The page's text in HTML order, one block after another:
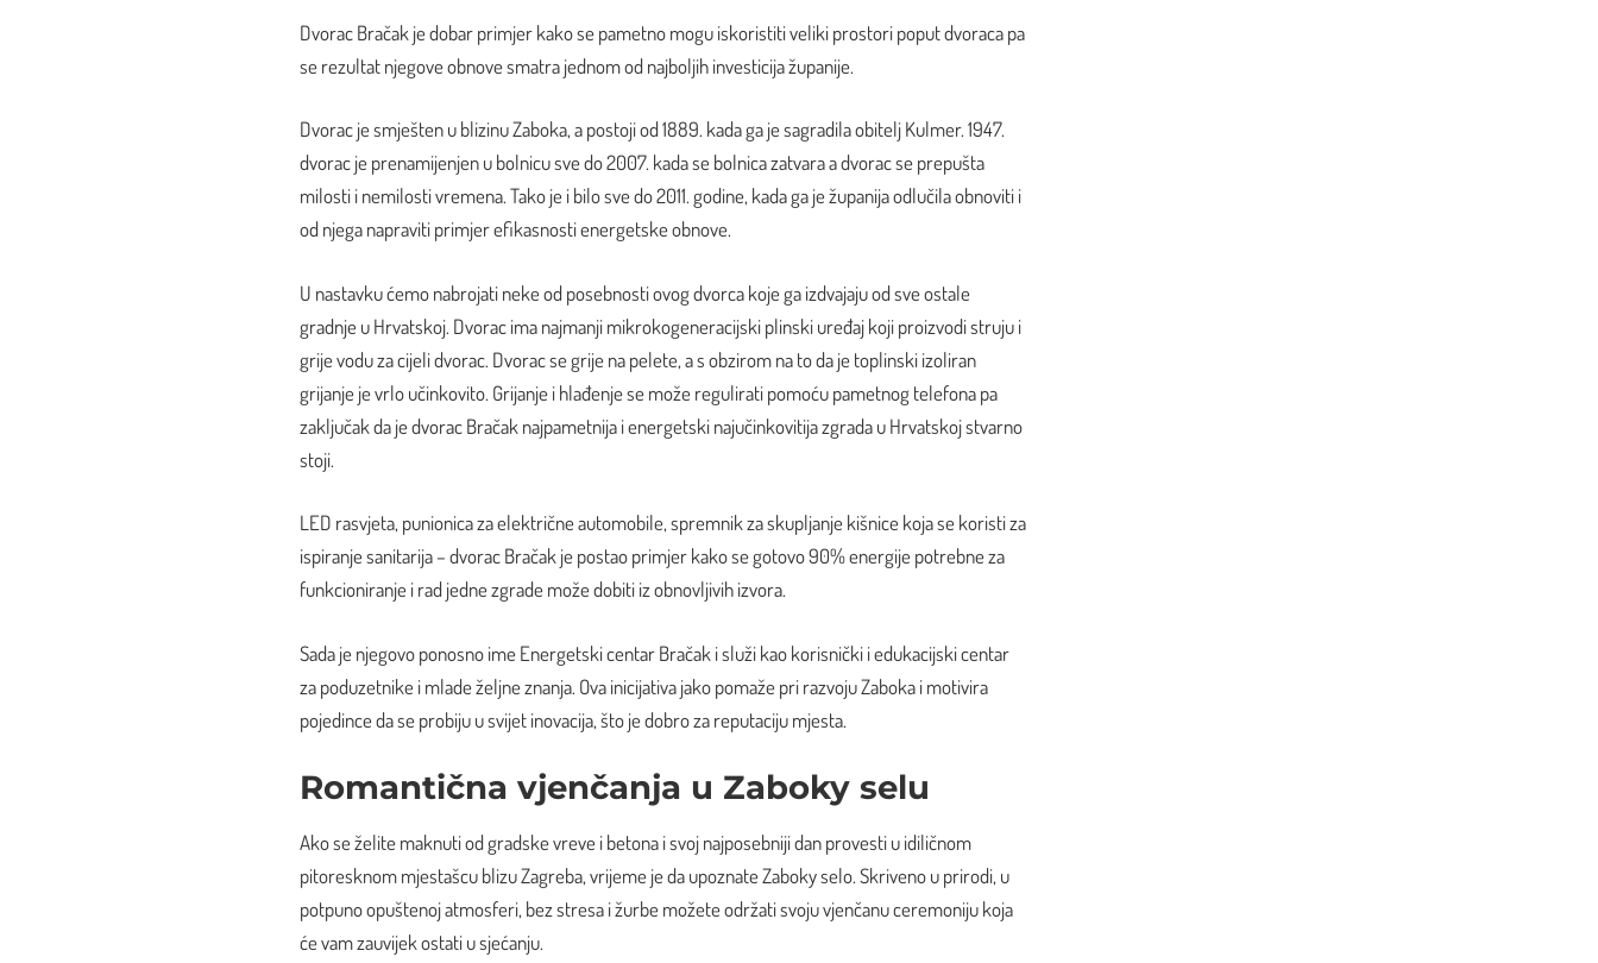
Dvorac Bračak je dobar primjer kako se pametno mogu iskoristiti veliki prostori poput dvoraca pa
se rezultat njegove obnove smatra jednom od najboljih investicija županije.
Dvorac je smješten u blizinu Zaboka, a postoji od 1889. kada ga je sagradila obitelj Kulmer. 1947.
dvorac je prenamijenjen u bolnicu sve do 2007. kada se bolnica zatvara a dvorac se prepušta
milosti i nemilosti vremena. Tako je i bilo sve do 2011. godine, kada ga je županija odlučila obnoviti i
od njega napraviti primjer efikasnosti energetske obnove.
U nastavku ćemo nabrojati neke od posebnosti ovog dvorca koje ga izdvajaju od sve ostale
gradnje u Hrvatskoj. Dvorac ima najmanji mikrokogeneracijski plinski uređaj koji proizvodi struju i
grije vodu za cijeli dvorac. Dvorac se grije na pelete, a s obzirom na to da je toplinski izoliran
grijanje je vrlo učinkovito. Grijanje i hlađenje se može regulirati pomoću pametnog telefona pa
zaključak da je dvorac Bračak najpametnija i energetski najučinkovitija zgrada u Hrvatskoj stvarno
stoji.
LED rasvjeta, punionica za električne automobile, spremnik za skupljanje kišnice koja se koristi za
ispiranje sanitarija – dvorac Bračak je postao primjer kako se gotovo 90% energije potrebne za
funkcioniranje i rad jedne zgrade može dobiti iz obnovljivih izvora.
Sada je njegovo ponosno ime Energetski centar Bračak i služi kao korisnički i edukacijski centar
za poduzetnike i mlade željne znanja. Ova inicijativa jako pomaže pri razvoju Zaboka i motivira
pojedince da se probiju u svijet inovacija, što je dobro za reputaciju mjesta.
Romantična vjenčanja u Zaboky selu
Ako se želite maknuti od gradske vreve i betona i svoj najposebniji dan provesti u idiličnom
pitoresknom mjestašcu blizu Zagreba, vrijeme je da upoznate Zaboky selo. Skriveno u prirodi, u
potpuno opuštenoj atmosferi, bez stresa i žurbe možete održati svoju vjenčanu ceremoniju koja
će vam zauvijek ostati u sjećanju.